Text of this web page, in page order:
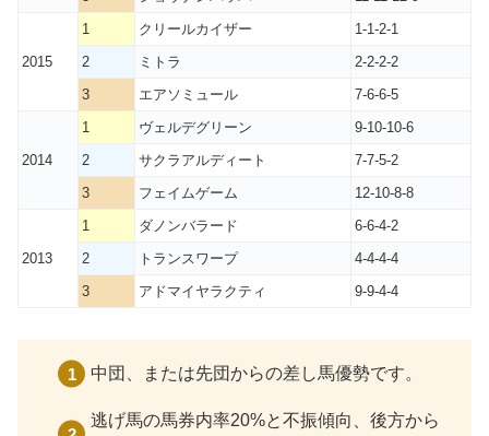
2015
1 クリールカイザー
1-1-2-1
2
ミトラ
2-2-2-2
3
エアソミュール 7-6-6-5
2014
1 ヴェルデグリーン
9-10-10-6
2
サクラアルディート
7-7-5-2
3
フェイムゲーム 12-10-8-8
2013
1 ダノンバラード
6-6-4-2
2
トランスワープ
4-4-4-4
3
アドマイヤラクティ 9-9-4-4
中団、または先団からの差し馬優勢です。
逃げ馬の馬券内率20%と不振傾向、後方から